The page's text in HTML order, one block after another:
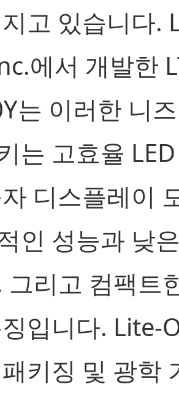
고 있습니다.
에서 개발한
는 이러한 니
는 고효율
디스플레이
인 성능과 낮
그리고 컴팩트
입니다. Lite-
키징 및 광학